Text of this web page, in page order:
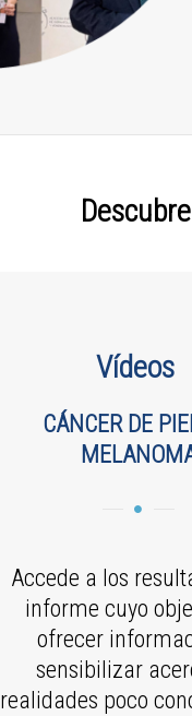
Vídeos
CÁNCER DE
Accede a los
informe cuyo
ofrecer
sensibilizar
realidades poco